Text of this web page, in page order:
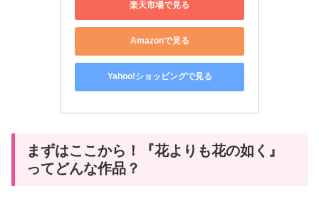
楽天市場で見る
Amazonで見る
Yahoo!ショッピングで見る
まずはここから！『花よりも花の如く』
ってどんな作品？